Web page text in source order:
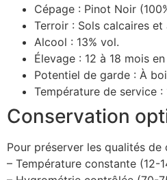
Cépage : Pinot Noir
Terroir : Sols calcaires
Alcool : 13% vol.
Élevage : 12 à 18 mois
Potentiel de garde : À
Température de service :
Conservation
Pour préserver les qualités
– Température constante (12-